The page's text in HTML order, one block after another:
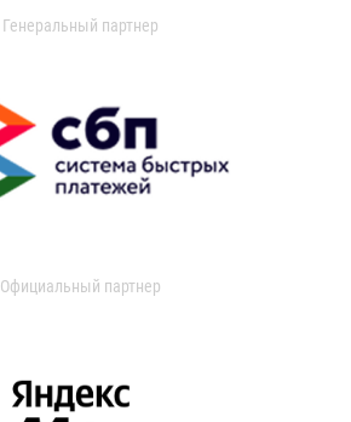
Генеральный партнер
Официальный партнер